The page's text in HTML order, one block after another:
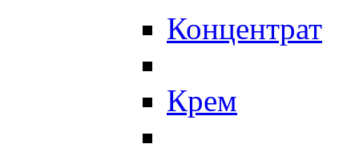
Концентрат
Крем